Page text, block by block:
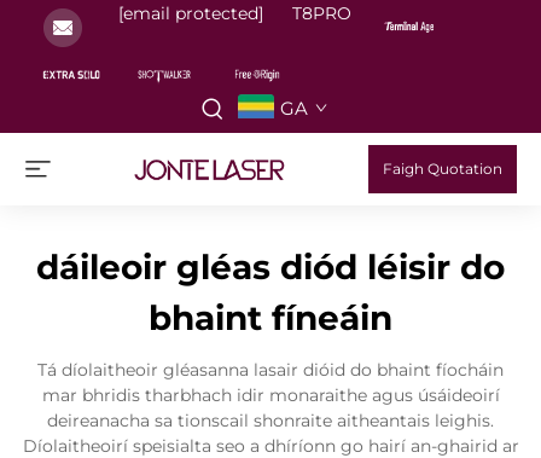
[email protected] T8PRO
GA
Faigh Quotation
dáileoir gléas diód léisir do
bhaint fíneáin
Tá díolaitheoir gléasanna lasair dióid do bhaint fíocháin
mar bhridis tharbhach idir monaraithe agus úsáideoirí
deireanacha sa tionscail shonraite aitheantais leighis.
Díolaitheoirí speisialta seo a dhíríonn go hairí an-ghairid ar